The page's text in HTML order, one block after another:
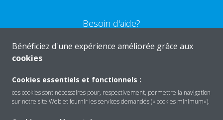
Besoin d'aide?
CONTACTEZ-NOUS
Bénéficiez d'une expérience améliorée grâce aux
cookies
Cookies essentiels et fonctionnels :
ces cookies sont nécessaires pour, respectivement, permettre la navigation
sur notre site Web et fournir les services demandés (« cookies minimum»).